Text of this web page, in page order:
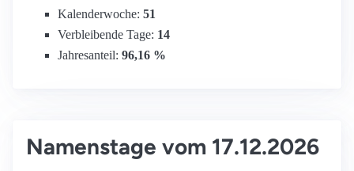
Kalenderwoche: 51
Verbleibende Tage: 14
Jahresanteil: 96,16 %
Namenstage vom 17.12.2026